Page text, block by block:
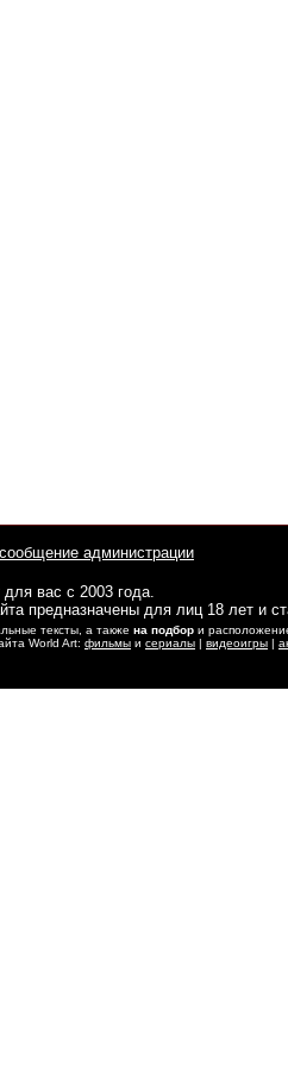
администрации
для вас с 2003 года.
предназначены для лиц 18 лет и
тексты, а также на подбор и
World Art: фильмы и сериалы | видеоигры |